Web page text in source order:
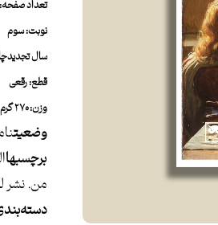
تعداد صفحه: ۲۴۲
نوبت: سوم
سال
قطع: رقعی
وزن: ۲۷۰ گرم
وضعیت
برچسبها
من,نشر
دسته